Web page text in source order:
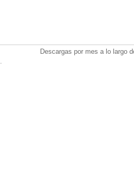
Descargas por mes a lo largo